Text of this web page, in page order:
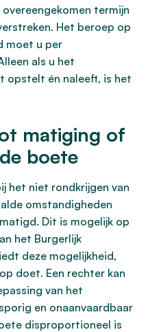
termijn
Het beroep op
moet u per
als u het
opstelt én naleeft, is het
matiging of
boete
het niet rondkrijgen van
omstandigheden
Dit is mogelijk op
het Burgerlijk
deze mogelijkheid,
doet. Een rechter kan
van het
en onaanvaardbaar
disproportioneel is